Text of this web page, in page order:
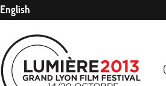
English